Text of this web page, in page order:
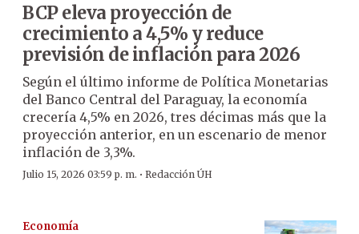
BCP eleva proyección de
crecimiento a 4,5% y reduce
previsión de inflación para 2026
Según el último informe de Política Monetarias
del Banco Central del Paraguay, la economía
crecería 4,5% en 2026, tres décimas más que la
proyección anterior, en un escenario de menor
inflación de 3,3%.
Julio 15, 2026 03:59 p. m. · Redacción ÚH
Economía